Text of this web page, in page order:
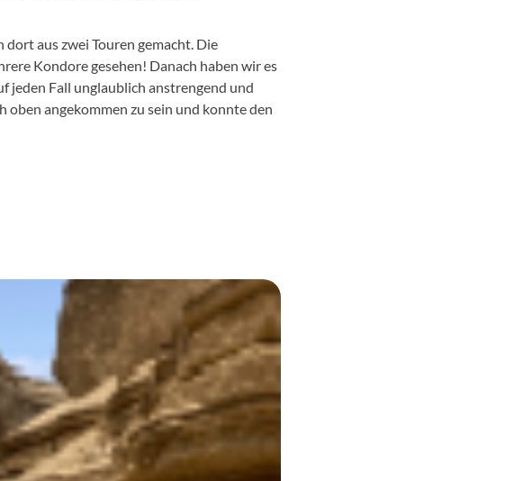
aus zwei Touren gemacht. Die
Kondore gesehen! Danach haben wir es
jeden Fall unglaublich anstrengend und
oben angekommen zu sein und konnte den